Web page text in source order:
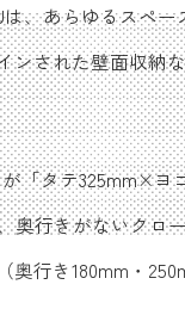
は、あらゆるスペ
ンされた壁面収納
「タテ325mm×ヨ
奥行きがないクロ
奥行き180mm・